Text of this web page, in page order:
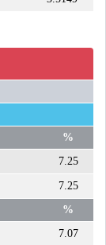
%
7.25
7.25
%
7.07